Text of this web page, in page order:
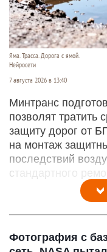
Яма. Трасса. Дорога с ямой.
Нейросети
7 августа 2026 в 13:40
Минтранс
позволят
защиту дорог от
на монтаж
последствий
стандартного
Фотография с